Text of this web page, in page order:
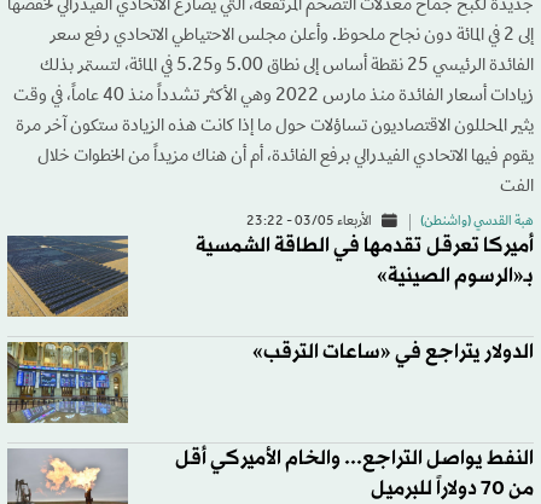
جديدة لكبح جماح معدلات التضخم المرتفعة، التي يصارع الاتحادي الفيدرالي لخفضها
إلى 2 في المائة دون نجاح ملحوظ. وأعلن مجلس الاحتياطي الاتحادي رفع سعر
الفائدة الرئيسي 25 نقطة أساس إلى نطاق 5.00 و5.25 في المائة، لتستمر بذلك
زيادات أسعار الفائدة منذ مارس 2022 وهي الأكثر تشدداً منذ 40 عاماً، في وقت
يثير المحللون الاقتصاديون تساؤلات حول ما إذا كانت هذه الزيادة ستكون آخر مرة
يقوم فيها الاتحادي الفيدرالي برفع الفائدة، أم أن هناك مزيداً من الخطوات خلال
الفت
هبة القدسي (واشنطن) الأربعاء 03/05 - 23:22
أميركا تعرقل تقدمها في الطاقة الشمسية
بـ«الرسوم الصينية»
الدولار يتراجع في «ساعات الترقب»
النفط يواصل التراجع... والخام الأميركي أقل
من 70 دولاراً للبرميل